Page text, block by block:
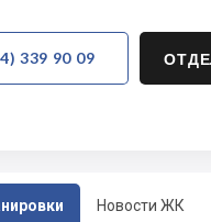
Новости ЖК
339 90 09